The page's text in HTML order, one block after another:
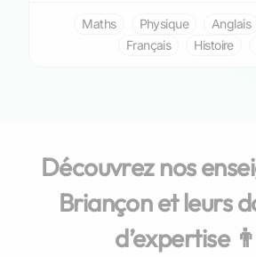
Maths Physique Anglais
Français
Histoire
Découvrez nos
Briançon et leurs
d’expertise